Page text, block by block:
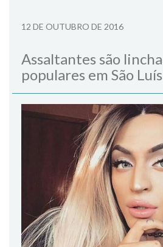
12 DE OUTUBRO DE 2016
Assaltantes são
populares em São Luís